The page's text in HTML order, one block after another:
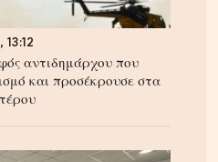
αντιδημάρχου που
και προσέκρουσε στα